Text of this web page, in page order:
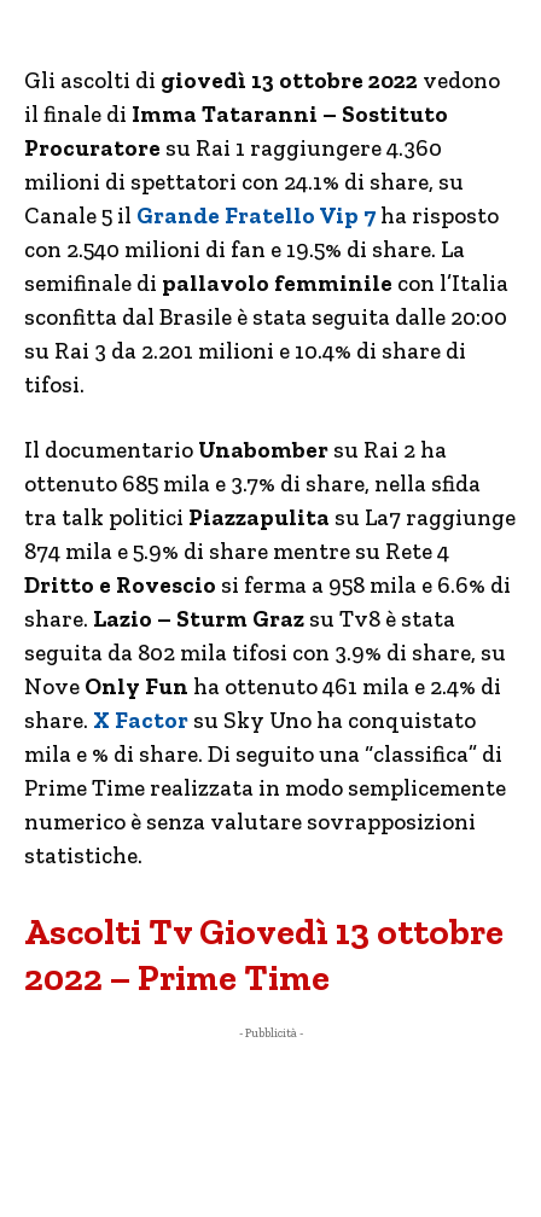
Gli ascolti di giovedì 13 ottobre 2022 vedono
il finale di Imma Tataranni – Sostituto
Procuratore su Rai 1 raggiungere 4.360
milioni di spettatori con 24.1% di share, su
Canale 5 il Grande Fratello Vip 7 ha risposto
con 2.540 milioni di fan e 19.5% di share. La
semifinale di pallavolo femminile con l’Italia
sconfitta dal Brasile è stata seguita dalle 20:00
su Rai 3 da 2.201 milioni e 10.4% di share di
tifosi.
Il documentario Unabomber su Rai 2 ha
ottenuto 685 mila e 3.7% di share, nella sfida
tra talk politici Piazzapulita su La7 raggiunge
874 mila e 5.9% di share mentre su Rete 4
Dritto e Rovescio si ferma a 958 mila e 6.6% di
share. Lazio – Sturm Graz su Tv8 è stata
seguita da 802 mila tifosi con 3.9% di share, su
Nove Only Fun ha ottenuto 461 mila e 2.4% di
share. X Factor su Sky Uno ha conquistato
mila e % di share. Di seguito una “classifica” di
Prime Time realizzata in modo semplicemente
numerico è senza valutare sovrapposizioni
statistiche.
Ascolti Tv Giovedì 13 ottobre
2022 – Prime Time
- Pubblicità -